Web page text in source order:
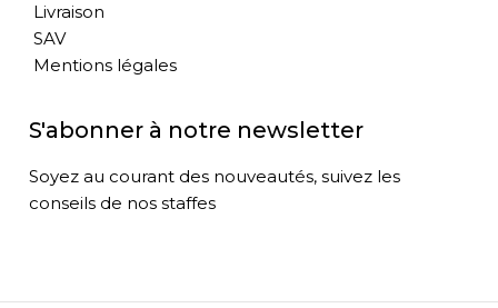
Livraison
SAV
Mentions légales
S'abonner à notre newsletter
Soyez au courant des nouveautés, suivez les
conseils de nos staffes